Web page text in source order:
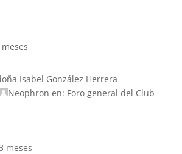
Isabel González Herrera
Neophron en: Foro general del Club
meses